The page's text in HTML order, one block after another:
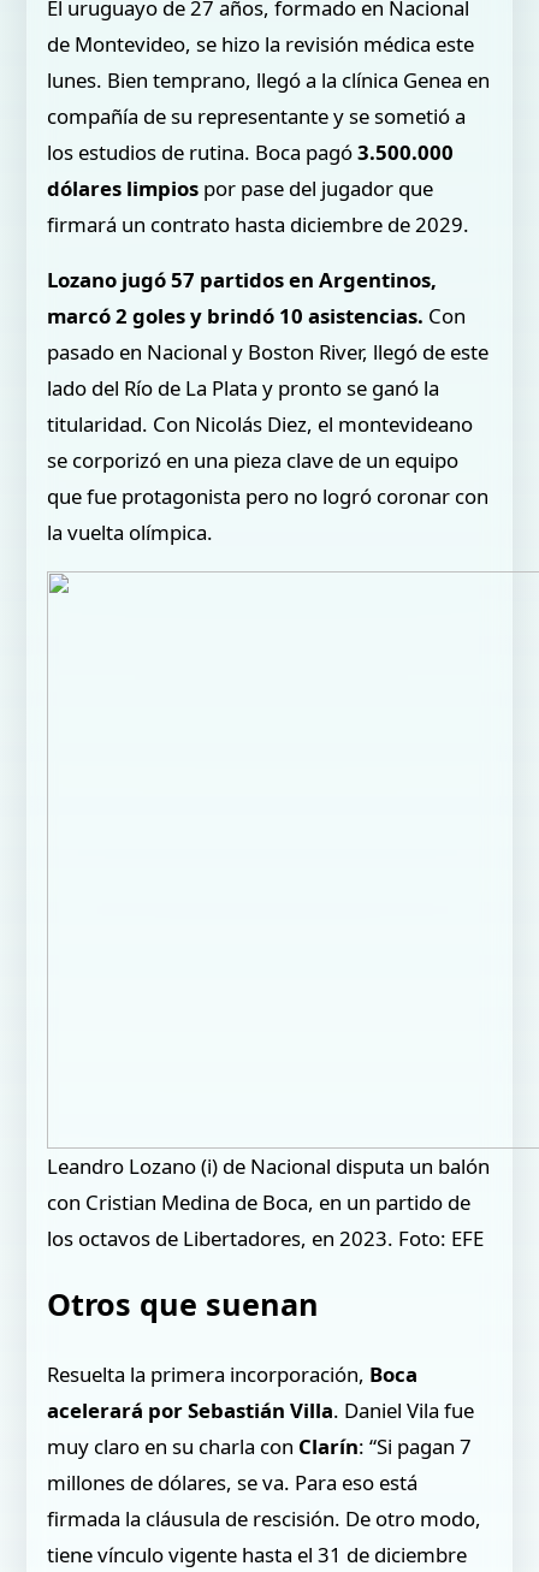
El uruguayo de 27 años, formado en Nacional
de Montevideo, se hizo la revisión médica este
lunes. Bien temprano, llegó a la clínica Genea en
compañía de su representante y se sometió a
los estudios de rutina. Boca pagó3.500.000
dólares limpios por pase del jugador que
firmará un contrato hasta diciembre de 2029.
Lozano jugó 57 partidos en Argentinos,
marcó 2 goles y brindó 10 asistencias. Con
pasado en Nacional y Boston River, llegó de este
lado del Río de La Plata y pronto se ganó la
titularidad. Con Nicolás Diez, el montevideano
se corporizó en una pieza clave de un equipo
que fue protagonista pero no logró coronar con
la vuelta olímpica.
Leandro Lozano (i) de Nacional disputa un balón
con Cristian Medina de Boca, en un partido de
los octavos de Libertadores, en 2023. Foto: EFE
Otros que suenan
Resuelta la primera incorporación, Boca
acelerará por Sebastián Villa. Daniel Vila fue
muy claro en su charla con Clarín: “Si pagan 7
millones de dólares, se va. Para eso está
firmada la cláusula de rescisión. De otro modo,
tiene vínculo vigente hasta el 31 de diciembre